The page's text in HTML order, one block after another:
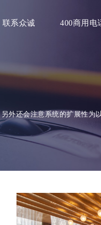
联系众诚 400商用电
外还会注意系统的扩展性为